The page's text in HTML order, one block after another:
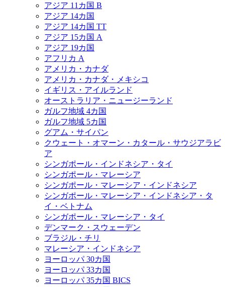
アジア 11カ国 B
アジア 14カ国
アジア 14カ国 TT
アジア 15カ国 A
アジア 19カ国
アフリカ A
アメリカ・カナダ
アメリカ・カナダ・メキシコ
イギリス・アイルランド
オーストラリア・ニュージーランド
ガルフ地域 4カ国
ガルフ地域 5カ国
グアム・サイパン
クウェート・オマーン・カタール・サウジアラビ
ア
シンガポール・インドネシア・タイ
シンガポール・マレーシア
シンガポール・マレーシア・インドネシア
シンガポール・マレーシア・インドネシア・タ
イ・ベトナム
シンガポール・マレーシア・タイ
デンマーク・スウェーデン
ブラジル・チリ
マレーシア・インドネシア
ヨーロッパ 30カ国
ヨーロッパ 33カ国
ヨーロッパ 35カ国 BICS